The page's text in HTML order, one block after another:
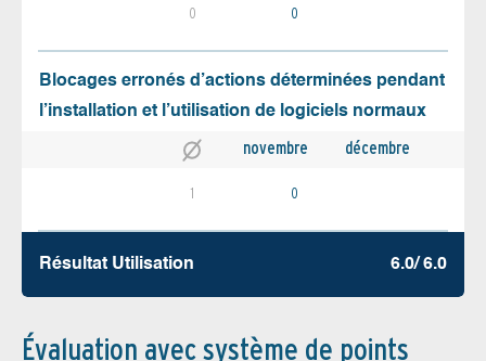
0 0
Blocages erronés d’actions déterminées pendant
l’installation et l’utilisation de logiciels normaux
novembre décembre
1 0
Résultat Utilisation 6.0/ 6.0
Évaluation avec système de points